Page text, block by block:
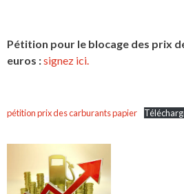
Pétition pour le blocage des prix
euros :signez ici.
pétition prix des carburants papier